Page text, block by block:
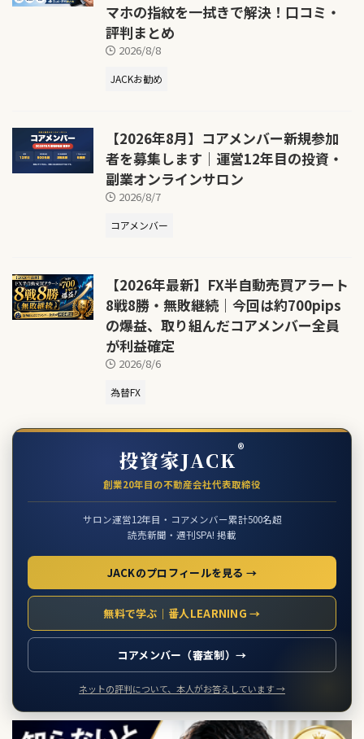
マホの指紋を一拭きで解決！口コミ・
評判まとめ
2026/8/8
JACKお勧め
【2026年8月】コアメンバー新規参加
者を募集します｜運営12年目の投資・
副業オンラインサロン
2026/8/7
コアメンバー
【2026年最新】FX半自動売買アラート
8戦8勝・無敗継続｜今回は約700pips
の爆益、取り組んだコアメンバー全員
が利益確定
2026/8/6
為替FX
投資家JACK®
創業20年目の不動産会社代表取締役
サロン運営12年目・コアメンバー累計500名超
読売新聞・週刊SPA! 掲載
JACKのプロフィールを見る →
無料で学ぶ｜番人LEARNING →
コアメンバー（審査制）→
ネットの評判について、本人がお答えしています →